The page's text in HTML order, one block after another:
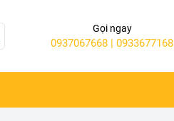
Gọi ngay
0937067668 | 0933677168